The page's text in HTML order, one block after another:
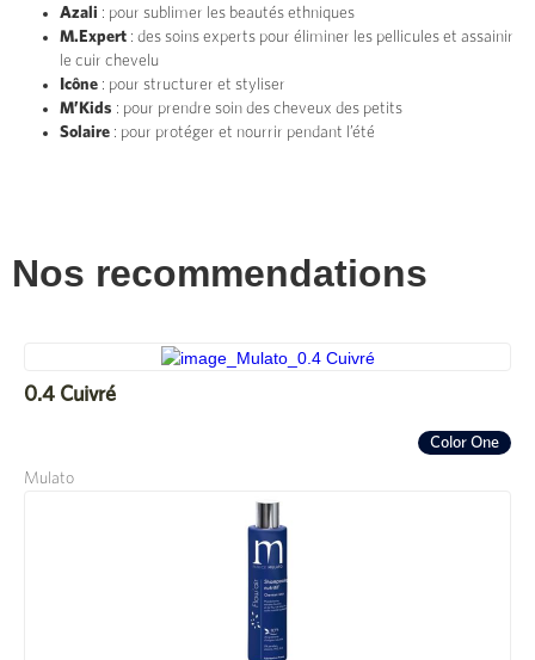
Azali : pour sublimer les beautés ethniques
M.Expert : des soins experts pour éliminer les pellicules et assainir
le cuir chevelu
Icône : pour structurer et styliser
M’Kids : pour prendre soin des cheveux des petits
Solaire : pour protéger et nourrir pendant l’été
Nos recommendations
0.4 Cuivré
Color One
Mulato